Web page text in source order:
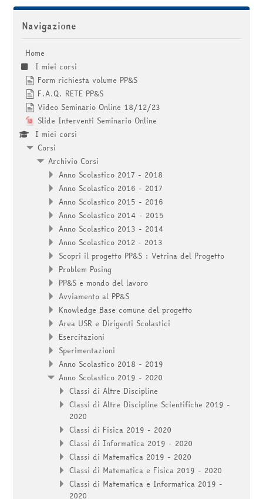
Salta Navigazione
Navigazione
Home
I miei corsi
Form richiesta volume PP&S
F.A.Q. RETE PP&S
Video Seminario Online 18/12/23
Slide Interventi Seminario Online
I miei corsi
Corsi
Archivio Corsi
Anno Scolastico 2017 - 2018
Anno Scolastico 2016 - 2017
Anno Scolastico 2015 - 2016
Anno Scolastico 2014 - 2015
Anno Scolastico 2013 - 2014
Anno Scolastico 2012 - 2013
Scopri il progetto PP&S : Vetrina del Progetto
Problem Posing
PP&S e mondo del lavoro
Avviamento al PP&S
Knowledge Base comune del progetto
Area USR e Dirigenti Scolastici
Esercitazioni
Sperimentazioni
Anno Scolastico 2018 - 2019
Anno Scolastico 2019 - 2020
Classi di Altre Discipline
Classi di Altre Discipline Scientifiche 2019 -
2020
Classi di Fisica 2019 - 2020
Classi di Informatica 2019 - 2020
Classi di Matematica 2019 - 2020
Classi di Matematica e Fisica 2019 - 2020
Classi di Matematica e Informatica 2019 -
2020